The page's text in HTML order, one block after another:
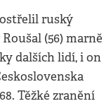
ruský
(56) marně
dalších lidí, i on
Těžké zranění